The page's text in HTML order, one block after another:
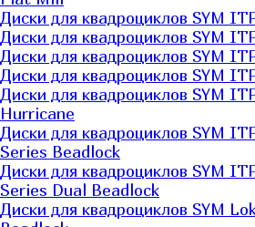
Диски для квадроциклов SYM
Диски для квадроциклов SYM
Диски для квадроциклов SYM
Диски для квадроциклов SYM
Диски для квадроциклов SYM
Hurricane
Диски для квадроциклов SYM
Series Beadlock
Диски для квадроциклов SYM
Series Dual Beadlock
Диски для квадроциклов SYM